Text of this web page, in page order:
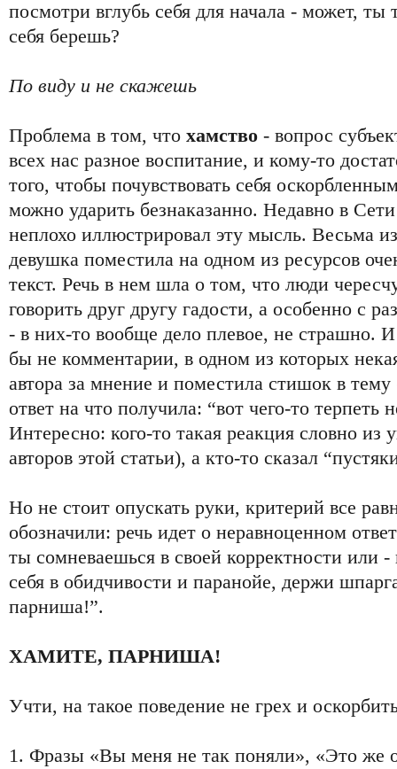
посмотри вглубь себя для начала - может,
себя берешь?
По виду и не скажешь
Проблема в том, что хамство - вопрос
всех нас разное воспитание, и кому-то
того, чтобы почувствовать себя
можно ударить безнаказанно. Недавно в
неплохо иллюстрировал эту мысль. Весьма
девушка поместила на одном из ресурсов
текст. Речь в нем шла о том, что люди
говорить друг другу гадости, а особенно с
- в них-то вообще дело плевое, не страшно.
бы не комментарии, в одном из которых
автора за мнение и поместила стишок в тему
ответ на что получила: “вот чего-то терпеть
Интересно: кого-то такая реакция словно из
авторов этой статьи), а кто-то сказал
Но не стоит опускать руки, критерий все
обозначили: речь идет о неравноценном
ты сомневаешься в своей корректности или
себя в обидчивости и паранойе, держи
парниша!”.
ХАМИТЕ, ПАРНИША!
Учти, на такое поведение не грех и
1. Фразы «Вы меня не так поняли», «Это же